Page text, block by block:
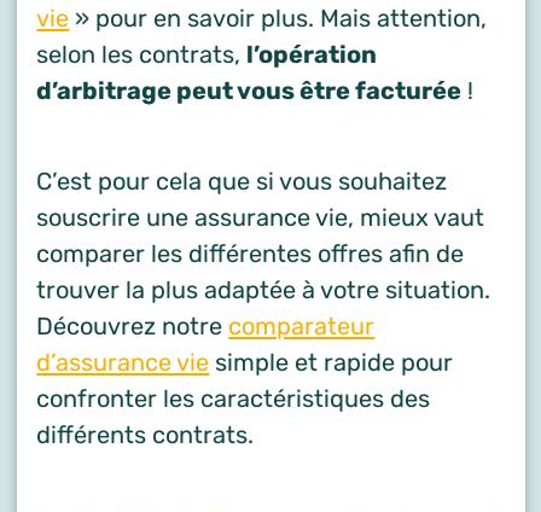
vie » pour en savoir plus. Mais attention,
selon les contrats, l’opération
d’arbitrage peut vous être facturée !
C’est pour cela que si vous souhaitez
souscrire une assurance vie, mieux vaut
comparer les différentes offres afin de
trouver la plus adaptée à votre situation.
Découvrez notre comparateur
d’assurance vie simple et rapide pour
confronter les caractéristiques des
différents contrats.